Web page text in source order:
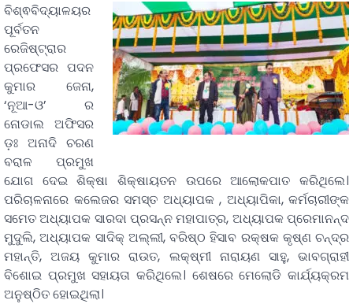
ବିଶ୍ଵବିଦ୍ୟାଳୟର
ପୂର୍ବତନ
ରେଜିଷ୍ଟ୍ରାର
ପ୍ରଫେସର ପଦନ
କୁମାର ଜେନା,
‘ନୂଆ-ଓ’ ର
ନୋଡାଲ ଅଫିସର
ଡ଼ଃ ଅନାଦି ଚରଣ
ବରାଳ ପ୍ରମୁଖ
ଯୋଗ ଦେଇ ଶିକ୍ଷା ଶିକ୍ଷାୟତନ ଉପରେ ଆଲୋକପାତ କରିଥିଲେ।
ପରିଚାଳନାରେ କଲେଜର ସମସ୍ତ ଅଧ୍ୟାପକ , ଅଧ୍ୟାପିକା, କର୍ମଚାରୀଙ୍କ
ସମେତ ଅଧ୍ୟାପକ ସାରଦା ପ୍ରସନ୍ନ ମହାପାତ୍ର, ଅଧ୍ୟାପକ ପ୍ରେମାନନ୍ଦ
ମୁଦୁଲି, ଅଧ୍ୟାପକ ସାଦିକ୍ ଅଲ୍ଲୀ, ବରିଷ୍ଠ ହିସାବ ରକ୍ଷକ କୃଷ୍ଣ ଚନ୍ଦ୍ର
ମହାନ୍ତି, ଅଜୟ କୁମାର ରାଉତ, ଲକ୍ଷ୍ମୀ ନାରାୟଣ ସାହୁ, ଭାବଗ୍ରାହୀ
ବିଶୋଇ ପ୍ରମୁଖ ସହାୟତା କରିଥିଲେ। ଶେଷରେ ମେଲୋଡି କାର୍ଯ୍ୟକ୍ରମ
ଅନୁଷ୍ଠିତ ହୋଇଥିଲା।